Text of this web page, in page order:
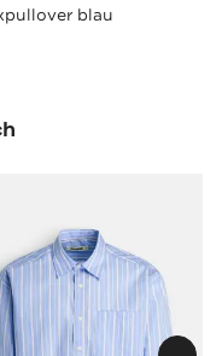
blau